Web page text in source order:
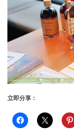
立即分享：